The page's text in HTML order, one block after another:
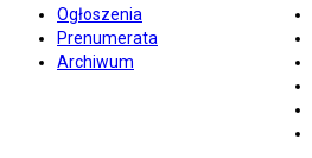
Ogłoszenia
Prenumerata
Archiwum